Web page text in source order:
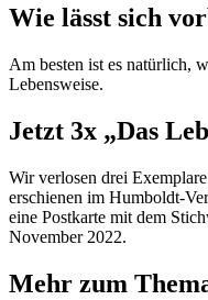
Wie lässt sich
Am besten ist es natürlich,
Lebensweise.
Jetzt 3x „Das
Wir verlosen drei
erschienen im Humboldt-
eine Postkarte mit dem
November 2022.
Mehr zum